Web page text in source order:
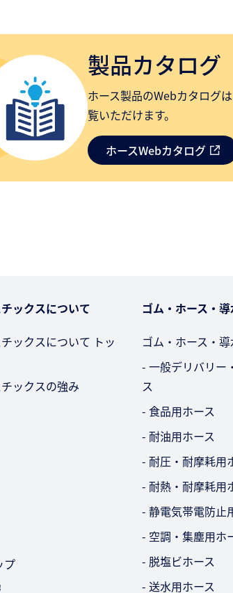
製品カタログ
ホース製品のWebカタログ
覧いただけます。
ホースWebカタログ
ックスについて
ックスについて トッ
ックスの強み
プ
ゴム・ホース・
ゴム・ホース・
- 一般デリバリー
ス
- 食品用ホース
- 耐油用ホース
- 耐圧・耐摩耗用
- 耐熱・耐摩耗用
- 静電気帯電防止
- 空調・集塵用ホ
- 脱塩ビホース
- 送水用ホース